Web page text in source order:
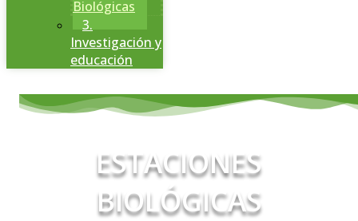
Biológicas
3.
Investigación y
educación
ESTACIONES
BIOLÓGICAS